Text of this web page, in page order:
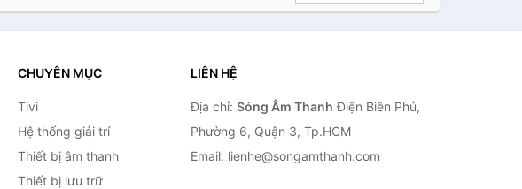
CHUYÊN MỤC
Tivi
Hệ thống giải trí
Thiết bị âm thanh
Thiết bị lưu trữ
LIÊN HỆ
Địa chỉ: Sóng Âm Thanh Điện Biên Phủ,
Phường 6, Quận 3, Tp.HCM
Email: lienhe@songamthanh.com